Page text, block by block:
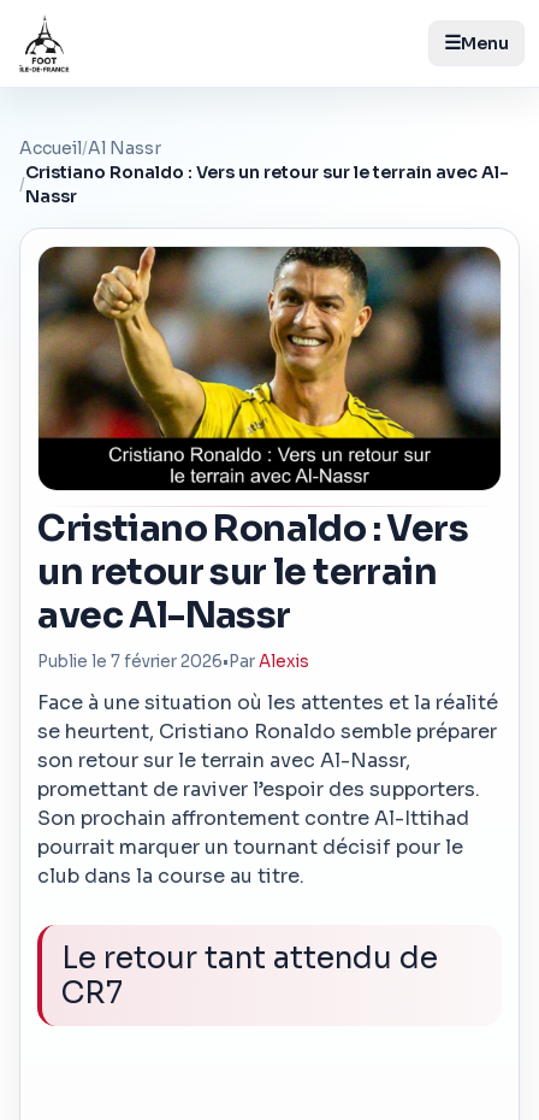
☰Menu
Accueil/Al Nassr
/
Cristiano Ronaldo : Vers un retour sur le terrain avec Al-
Nassr
Cristiano Ronaldo : Vers
un retour sur le terrain
avec Al-Nassr
Publie le 7 février 2026• ParAlexis
Face à une situation où les attentes et la réalité
se heurtent, Cristiano Ronaldo semble préparer
son retour sur le terrain avec Al-Nassr,
promettant de raviver l’espoir des supporters.
Son prochain affrontement contre Al-Ittihad
pourrait marquer un tournant décisif pour le
club dans la course au titre.
Le retour tant attendu de
CR7